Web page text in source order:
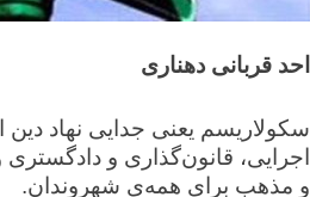
احد قربانی دهناری
سکولاریسم یعنی جدایی نهاد
اجرایی، قانون‌گذاری و
و مذهب برای همه‌ی شهروندان.